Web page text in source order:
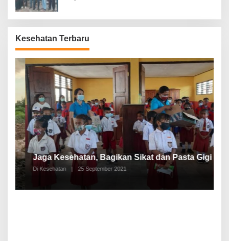
Kesehatan Terbaru
Jaga Kesehatan, Bagikan Sikat dan Pasta Gigi
Di Kesehatan | 25 September 2021